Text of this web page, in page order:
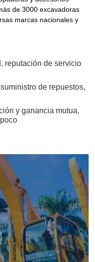
de 3000 excavadoras
marcas nacionales y
reputación de servicio
de repuestos,
y ganancia mutua,